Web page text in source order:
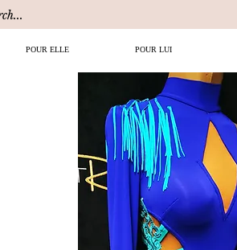
POUR ELLE POUR LUI